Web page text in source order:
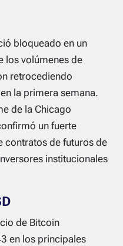
bloqueado en un
los volúmenes de
retrocediendo
la primera semana.
de la Chicago
un fuerte
contratos de futuros de
institucionales
de Bitcoin
en los principales